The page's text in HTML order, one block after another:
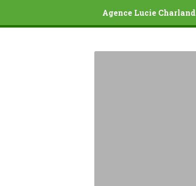
Agence Lucie Charland